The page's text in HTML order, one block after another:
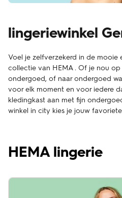
lingeriewinkel
Voel je zelfverzekerd in de
collectie van HEMA . Of je nou
ondergoed, of naar ondergoed
voor elk moment en voor iedere
kledingkast aan met fijn
winkel in city kies je jouw
HEMA lingerie